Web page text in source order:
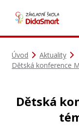
Úvod
Aktuality
Dětská konference
Dětská